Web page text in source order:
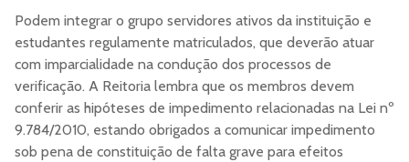
Podem integrar o grupo servidores ativos da instituição e
estudantes regulamente matriculados, que deverão atuar
com imparcialidade na condução dos processos de
verificação. A Reitoria lembra que os membros devem
conferir as hipóteses de impedimento relacionadas na Lei nº
9.784/2010, estando obrigados a comunicar impedimento
sob pena de constituição de falta grave para efeitos